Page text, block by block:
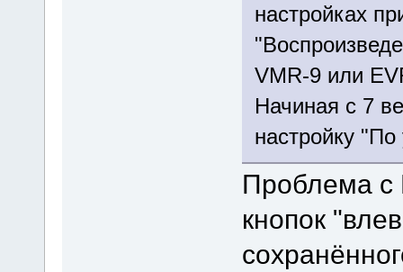
настройках
VMR-9 или
Начиная с 7
настройку
Проблема с
кнопок